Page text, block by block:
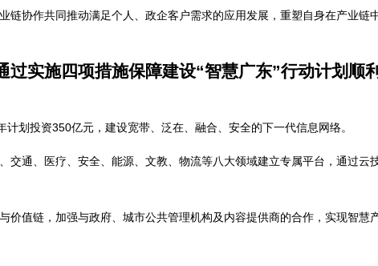
协作共同推动满足个人、政企客户需求的应用发展，重塑自身在产业链
实施四项措施保障建设“智慧广东”行动计划顺利
划投资350亿元，建设宽带、泛在、融合、安全的下一代信息网络。
交通、医疗、安全、能源、文教、物流等八大领域建立专属平台，通过云
价值链，加强与政府、城市公共管理机构及内容提供商的合作，实现智慧